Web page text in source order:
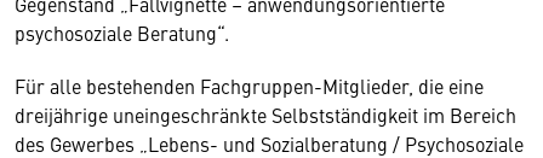
psychosoziale Beratung“.
Für alle bestehenden Fachgruppen-Mitglieder, die eine
dreijährige uneingeschränkte Selbstständigkeit im Bereich
des Gewerbes „Lebens- und Sozialberatung / Psychosoziale